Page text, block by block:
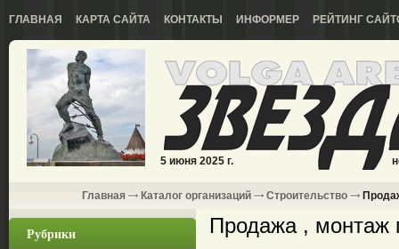
ГЛАВНАЯ КАРТА САЙТА КОНТАКТЫ ИНФОРМЕР РЕЙТИНГ
5 июня 2025 г.
Главная Каталог организаций Строительство
Рубрики Продажа , монтаж